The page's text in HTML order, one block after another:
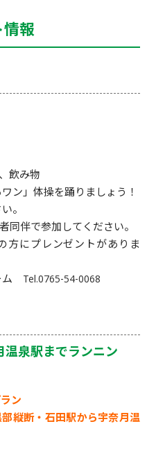
報
飲み物
ン」体操を踊りましょう！
。
伴で参加してください。
方にプレンゼントがありま
Tel.0765-54-0068
泉駅までランニン
ン
縦断・石田駅から宇奈月温